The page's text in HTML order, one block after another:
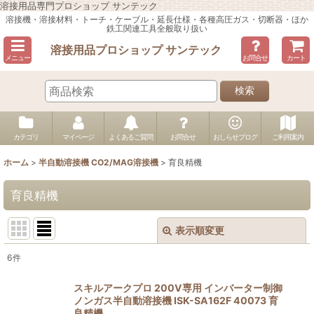
溶接用品専門プロショップ サンテック
溶接機・溶接材料・トーチ・ケーブル・延長仕様・各種高圧ガス・切断器・ほか
鉄工関連工具全般取り扱い
メニュー
溶接用品プロショップ サンテック
お問合せ カート
検索
カテゴリ マイページ よくあるご質問 お問合せ おしらせブログ ご利用案内
ホーム > 半自動溶接機 CO2/MAG溶接機 > 育良精機
育良精機
表示順変更
6件
スキルアークプロ 200V専用 インバーター制御
ノンガス半自動溶接機 ISK-SA162F 40073 育